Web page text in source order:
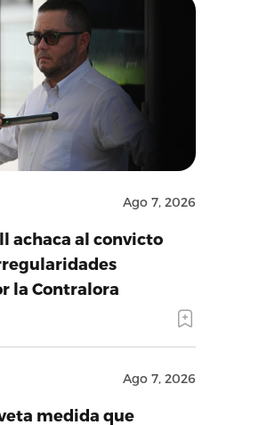
Ago 7, 2026
achaca al convicto
la Contralora
Ago 7, 2026
medida que